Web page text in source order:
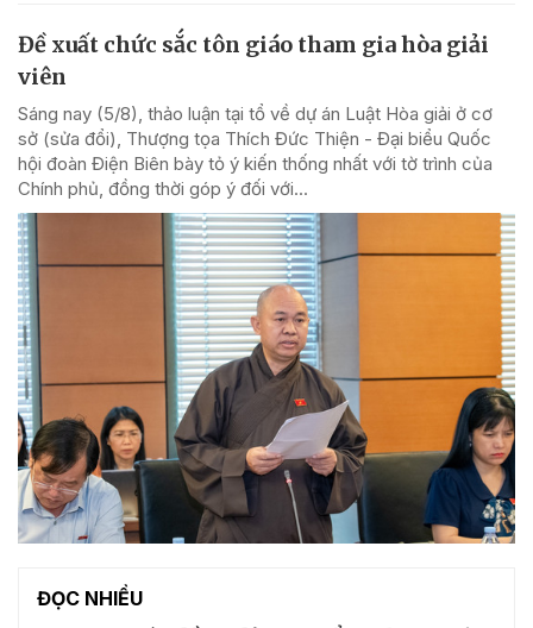
Đề xuất chức sắc tôn giáo tham gia hòa giải
viên
Sáng nay (5/8), thảo luận tại tổ về dự án Luật Hòa giải ở cơ
sở (sửa đổi), Thượng tọa Thích Đức Thiện - Đại biểu Quốc
hội đoàn Điện Biên bày tỏ ý kiến thống nhất với tờ trình của
Chính phủ, đồng thời góp ý đối với...
ĐỌC NHIỀU